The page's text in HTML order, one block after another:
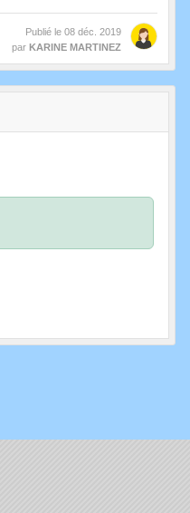
Publié le 08 déc. 2019
par KARINE MARTINEZ